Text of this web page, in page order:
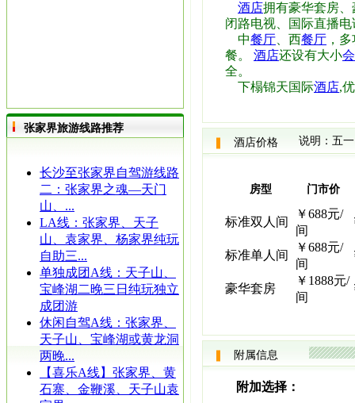
张家界旅游线路推荐
长沙至张家界自驾游线路
二：张家界之魂—天门
山、...
LA线：张家界、天子
山、袁家界、杨家界纯玩
自助三...
单独成团A线：天子山、
宝峰湖二晚三日纯玩独立
成团游
休闲自驾A线：张家界、
天子山、宝峰湖或黄龙洞
两晚...
【喜乐A线】张家界、黄
石寨、金鞭溪、天子山袁
酒店拥有豪华套房
闭路电视、国际直播
中餐厅 、西餐厅 ，
餐。 酒店还设有大小
全。
下榻锦天国际酒店,
酒店价格 说明：五一
房型 门市价
标准双人间
￥688元/
间
标准单人间
￥688元/
间
豪华套房
￥1888元/
间
附属信息
附加选择：